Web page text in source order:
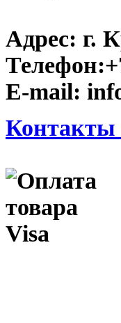
Адрес: г.
Телефон:
E-mail:
Контакты